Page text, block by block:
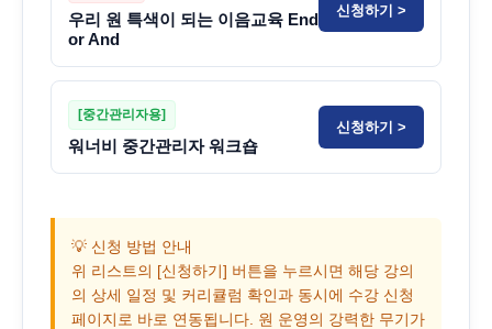
우리 원 특색이 되는 이음교육 End
or And
신청하기 >
[중간관리자용]
워너비 중간관리자 워크숍
신청하기 >
💡 신청 방법 안내
위 리스트의 [신청하기] 버튼을 누르시면 해당 강의
의 상세 일정 및 커리큘럼 확인과 동시에 수강 신청
페이지로 바로 연동됩니다. 원 운영의 강력한 무기가